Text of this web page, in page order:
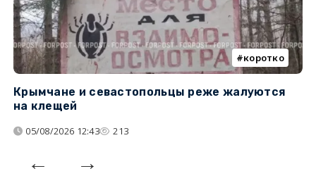
коротко
Крымчане и севастопольцы реже жалуются
на клещей
05/08/2026 12:43 213